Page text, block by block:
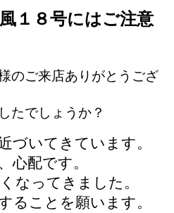
８号にはご注意
のご来店ありがとうござ
たでしょうか？
づいてきています。
心配です。
なってきました。
ることを願います。